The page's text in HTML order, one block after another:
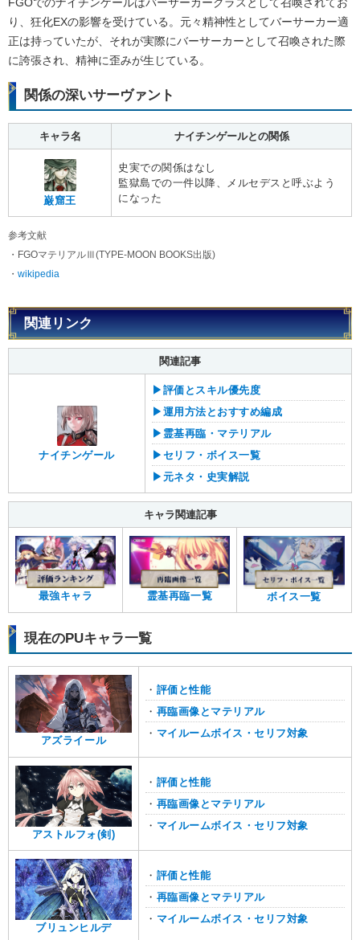
り、狂化EXの影響を受けている。元々精神性としてバーサーカー適
正は持っていたが、それが実際にバーサーカーとして召喚された際
に誇張され、精神に歪みが生じている。
関係の深いサーヴァント
キャラ名 ナイチンゲールとの関係
巌窟王
史実での関係はなし
監獄島での一件以降、メルセデスと呼ぶよう
になった
参考文献
・FGOマテリアルⅢ(TYPE-MOON BOOKS出版)
・ wikipedia
関連リンク
関連記事
ナイチンゲール
▶︎評価とスキル優先度
▶︎運用方法とおすすめ編成
▶︎霊基再臨・マテリアル
▶︎セリフ・ボイス一覧
▶︎元ネタ・史実解説
キャラ関連記事
最強キャラ 霊基再臨一覧 ボイス一覧
現在のPUキャラ一覧
アズライール
・ 評価と性能
・ 再臨画像とマテリアル
・ マイルームボイス・セリフ対象
アストルフォ(剣)
・ 評価と性能
・ 再臨画像とマテリアル
・ マイルームボイス・セリフ対象
ブリュンヒルデ
・ 評価と性能
・ 再臨画像とマテリアル
・ マイルームボイス・セリフ対象